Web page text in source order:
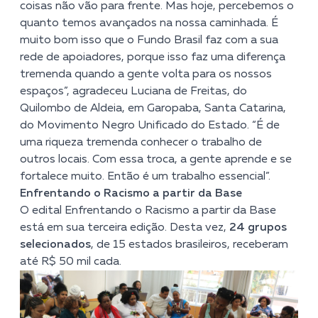
coisas não vão para frente. Mas hoje, percebemos o
quanto temos avançados na nossa caminhada. É
muito bom isso que o Fundo Brasil faz com a sua
rede de apoiadores, porque isso faz uma diferença
tremenda quando a gente volta para os nossos
espaços”, agradeceu Luciana de Freitas, do
Quilombo de Aldeia, em Garopaba, Santa Catarina,
do Movimento Negro Unificado do Estado. “É de
uma riqueza tremenda conhecer o trabalho de
outros locais. Com essa troca, a gente aprende e se
fortalece muito. Então é um trabalho essencial”.
Enfrentando o Racismo a partir da Base
O edital Enfrentando o Racismo a partir da Base
está em sua terceira edição. Desta vez, 24 grupos
selecionados, de 15 estados brasileiros, receberam
até R$ 50 mil cada.